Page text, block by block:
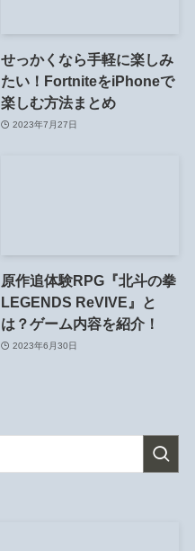
せっかくなら手軽に楽しみ
たい！FortniteをiPhoneで
楽しむ方法まとめ
2023年7月27日
原作追体験RPG『北斗の拳
LEGENDS ReVIVE』と
は？ゲーム内容を紹介！
2023年6月30日